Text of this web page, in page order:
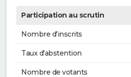
Participation au scrutin
Nombre d'inscrits
Taux d'abstention
Nombre de votants